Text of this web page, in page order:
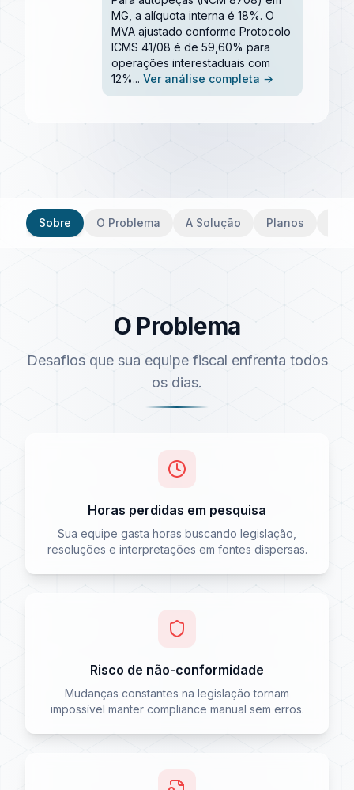
MG, a alíquota interna é 18%. O
MVA ajustado conforme Protocolo
ICMS 41/08 é de 59,60% para
operações interestaduais com
12%... Ver análise completa →
Sobre O Problema A Solução Planos
O Problema
Desafios que sua equipe fiscal enfrenta todos
os dias.
Horas perdidas em pesquisa
Sua equipe gasta horas buscando legislação,
resoluções e interpretações em fontes dispersas.
Risco de não-conformidade
Mudanças constantes na legislação tornam
impossível manter compliance manual sem erros.